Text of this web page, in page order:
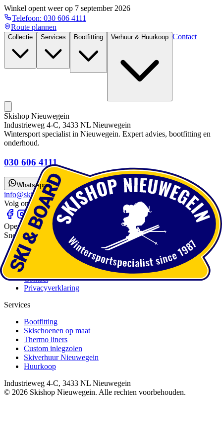
Winkel opent weer op 7 september 2026
Telefoon: 030 606 4111
Route plannen
Collectie Services Bootfitting Verhuur & Huurkoop Contact
Skishop Nieuwegein
Industrieweg 4-C, 3433 NL Nieuwegein
Wintersport specialist in Nieuwegein. Expert advies, bootfitting en
onderhoud.
030 606 4111
WhatsApp
info@skishopnieuwegein.nl
Volg ons
Openingstijden
Snelle Links
Over ons
Services
Afspraak maken
Contact
Privacyverklaring
Services
Bootfitting
Skischoenen op maat
Thermo liners
Custom inlegzolen
Skiverhuur Nieuwegein
Huurkoop
Industrieweg 4-C, 3433 NL Nieuwegein
© 2026 Skishop Nieuwegein. Alle rechten voorbehouden.